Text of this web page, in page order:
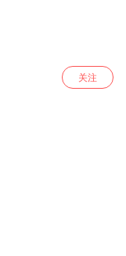
关注